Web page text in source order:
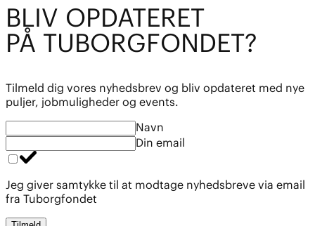
BLIV OPDATERET
PÅ TUBORGFONDET?
Tilmeld dig vores nyhedsbrev og bliv opdateret med nye
puljer, jobmuligheder og events.
Navn
Din email
Jeg giver samtykke til at modtage nyhedsbreve via email
fra Tuborgfondet